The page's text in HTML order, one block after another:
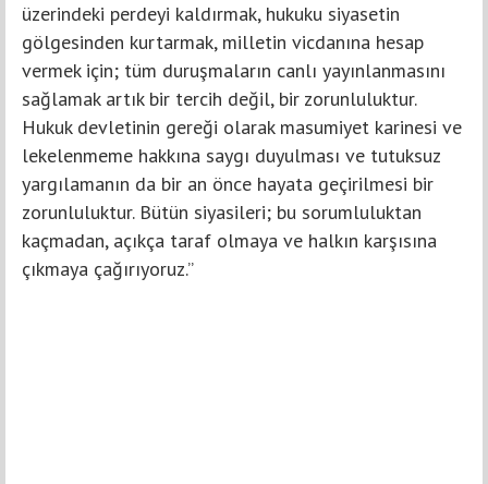
üzerindeki perdeyi kaldırmak, hukuku siyasetin
gölgesinden kurtarmak, milletin vicdanına hesap
vermek için; tüm duruşmaların canlı yayınlanmasını
sağlamak artık bir tercih değil, bir zorunluluktur.
Hukuk devletinin gereği olarak masumiyet karinesi ve
lekelenmeme hakkına saygı duyulması ve tutuksuz
yargılamanın da bir an önce hayata geçirilmesi bir
zorunluluktur. Bütün siyasileri; bu sorumluluktan
kaçmadan, açıkça taraf olmaya ve halkın karşısına
çıkmaya çağırıyoruz.”